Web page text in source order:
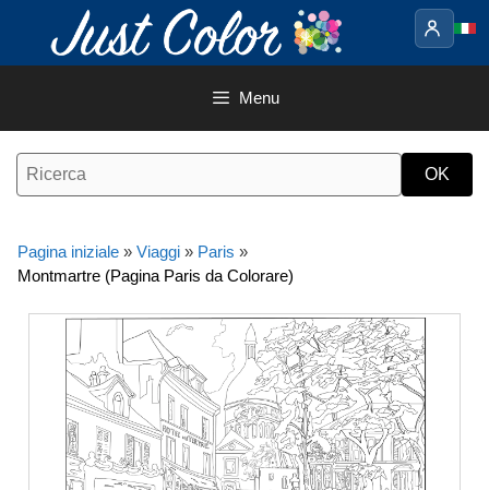
contenuto
Menu
Pagina iniziale » Viaggi » Paris »
Montmartre (Pagina Paris da Colorare)